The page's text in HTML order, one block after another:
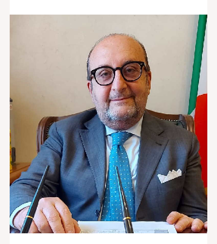
Redazione
Autoregolamentazione per la
Pubblicitá Elettorale 2026
Condizioni gener. acquisto spazi
Privacy Policy
Condizioni di utilizzo
Normativa sul fact-checking
Normativa sulle correzioni
Normativa deontologica